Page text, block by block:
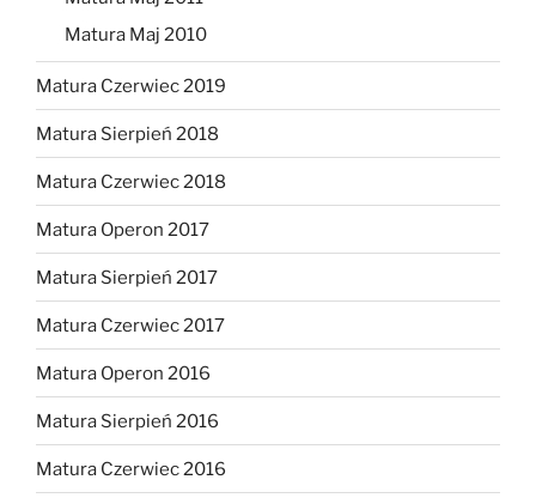
Matura Maj 2010
Matura Czerwiec 2019
Matura Sierpień 2018
Matura Czerwiec 2018
Matura Operon 2017
Matura Sierpień 2017
Matura Czerwiec 2017
Matura Operon 2016
Matura Sierpień 2016
Matura Czerwiec 2016